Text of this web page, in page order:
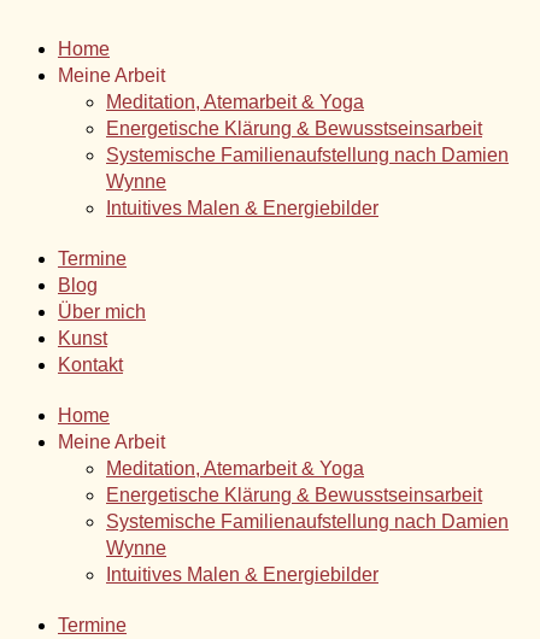
Home
Meine Arbeit
Meditation, Atemarbeit & Yoga
Energetische Klärung & Bewusstseinsarbeit
Systemische Familienaufstellung nach Damien
Wynne
Intuitives Malen & Energiebilder
Termine
Blog
Über mich
Kunst
Kontakt
Home
Meine Arbeit
Meditation, Atemarbeit & Yoga
Energetische Klärung & Bewusstseinsarbeit
Systemische Familienaufstellung nach Damien
Wynne
Intuitives Malen & Energiebilder
Termine